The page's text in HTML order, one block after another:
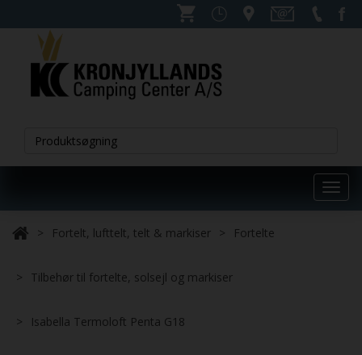
Fortelt, lufttelt, telt & markiser Fortelte
Tilbehør til fortelte, solsejl og markiser
Isabella Termoloft Penta G18